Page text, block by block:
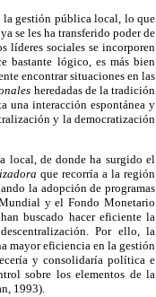
la gestión pública local, lo que
se les ha transferido poder de
líderes sociales se incorporen
bastante lógico, es más bien
encontrar situaciones en las
heredadas de la tradición
una interacción espontánea y
y la democratización
local, de donde ha surgido el
que recorría a la región
la adopción de programas
y el Fondo Monetario
buscado hacer eficiente la
Por ello, la
mayor eficiencia en la gestión
y consolidaría política e
sobre los elementos de la
1993).